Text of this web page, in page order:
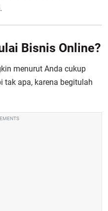
Bisnis Online?
menurut Anda cukup
tak apa, karena begitulah